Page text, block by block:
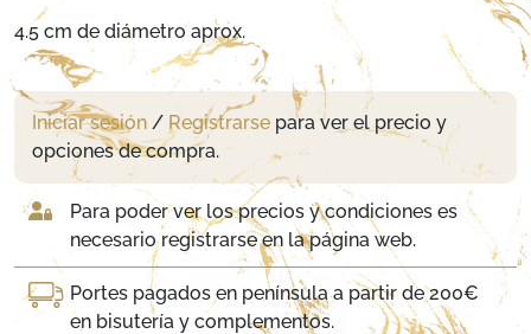
4.5 cm de diámetro aprox.
Iniciar sesión / Registrarse para ver el precio y
opciones de compra.
Para poder ver los precios y condiciones es
necesario registrarse en la página web.
Portes pagados en península a partir de 200€
en bisutería y complementos.